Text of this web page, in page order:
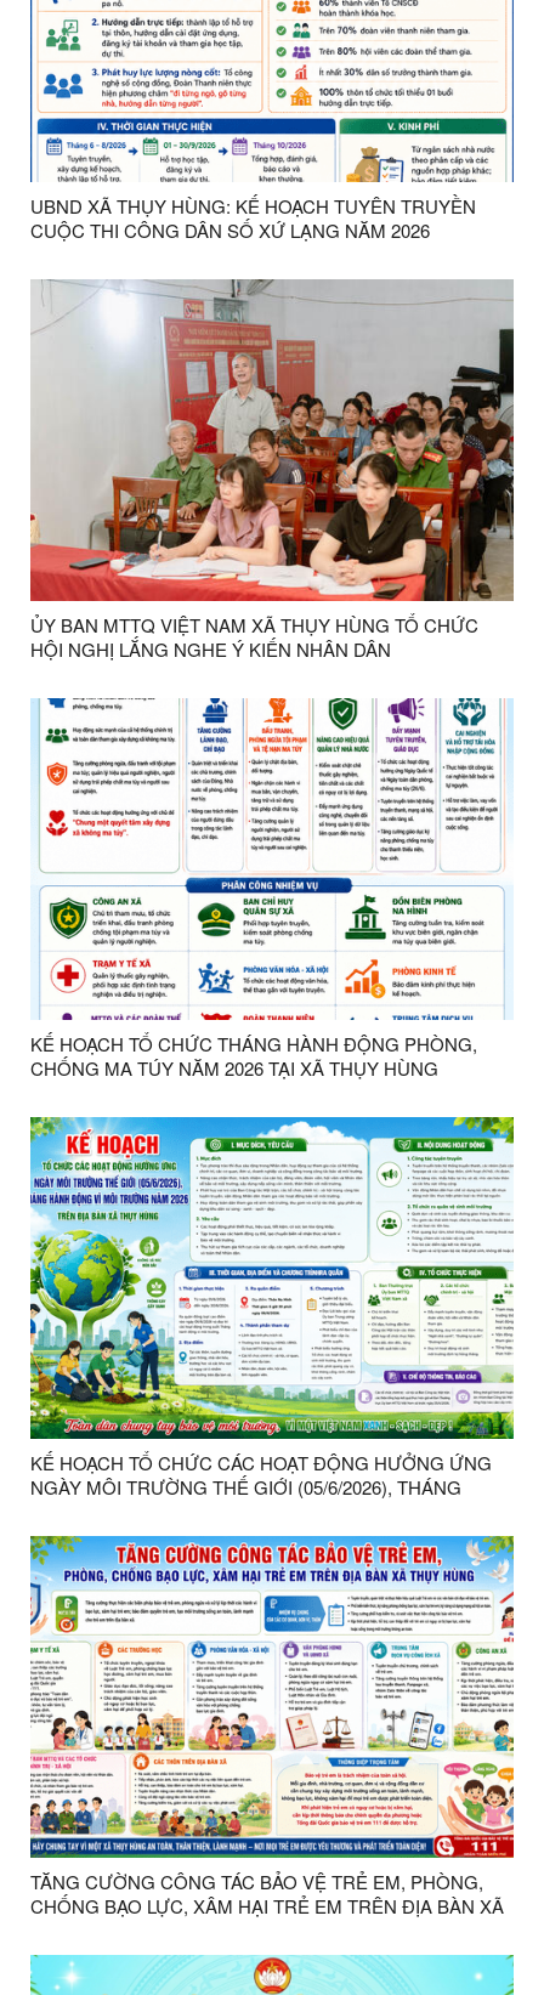
UBND XÃ THỤY HÙNG: KẾ HOẠCH TUYÊN TRUYỀN
CUỘC THI CÔNG DÂN SỐ XỨ LẠNG NĂM 2026
ỦY BAN MTTQ VIỆT NAM XÃ THỤY HÙNG TỔ CHỨC
HỘI NGHỊ LẮNG NGHE Ý KIẾN NHÂN DÂN
KẾ HOẠCH TỔ CHỨC THÁNG HÀNH ĐỘNG PHÒNG,
CHỐNG MA TÚY NĂM 2026 TẠI XÃ THỤY HÙNG
KẾ HOẠCH TỔ CHỨC CÁC HOẠT ĐỘNG HƯỞNG ỨNG
NGÀY MÔI TRƯỜNG THẾ GIỚI (05/6/2026), THÁNG
XÃ THỤY HÙNG
TĂNG CƯỜNG CÔNG TÁC BẢO VỆ TRẺ EM, PHÒNG,
CHỐNG BẠO LỰC, XÂM HẠI TRẺ EM TRÊN ĐỊA BÀN XÃ